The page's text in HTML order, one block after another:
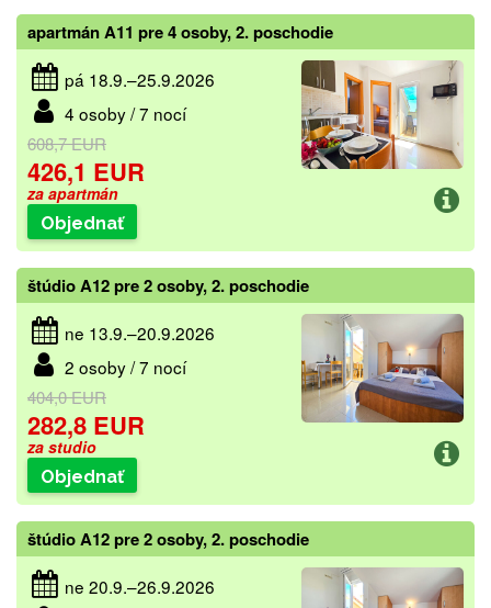
apartmán A11 pre 4 osoby, 2. poschodie
pá 18.9.–25.9.2026
4 osoby / 7 nocí
608,7 EUR
426,1 EUR
za apartmán
Objednať
štúdio A12 pre 2 osoby, 2. poschodie
ne 13.9.–20.9.2026
2 osoby / 7 nocí
404,0 EUR
282,8 EUR
za studio
Objednať
štúdio A12 pre 2 osoby, 2. poschodie
ne 20.9.–26.9.2026